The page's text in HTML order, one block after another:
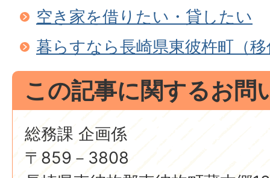
空き家を借りたい・貸したい
暮らすなら長崎県東彼杵町（
この記事に関するお問
総務課 企画係
〒859－3808